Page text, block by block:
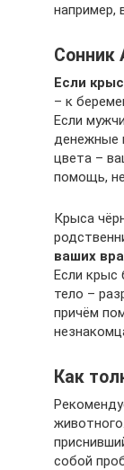
например,
Сонник
Если
– к
Если
денежные
цвета –
помощь,
Крыса
ваших
Если крыс
тело –
причём
Как
собой